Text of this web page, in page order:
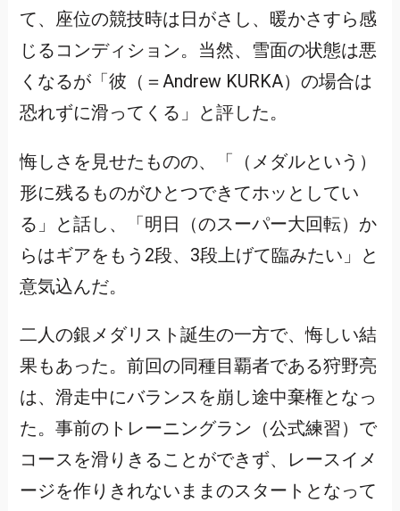
て、座位の競技時は日がさし、暖かさすら感
じるコンディション。当然、雪面の状態は悪
くなるが「彼（＝Andrew KURKA）の場合は
恐れずに滑ってくる」と評した。
悔しさを見せたものの、「（メダルという）
形に残るものがひとつできてホッとしてい
る」と話し、「明日（のスーパー大回転）か
らはギアをもう2段、3段上げて臨みたい」と
意気込んだ。
二人の銀メダリスト誕生の一方で、悔しい結
果もあった。前回の同種目覇者である狩野亮
は、滑走中にバランスを崩し途中棄権となっ
た。事前のトレーニングラン（公式練習）で
コースを滑りきることができず、レースイメ
ージを作りきれないままのスタートとなって